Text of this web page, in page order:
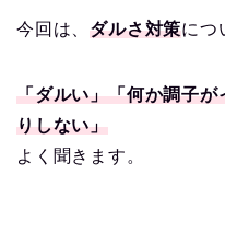
今回は、ダルさ対策につ
「ダルい」「何か調子
りしない」
よく聞きます。